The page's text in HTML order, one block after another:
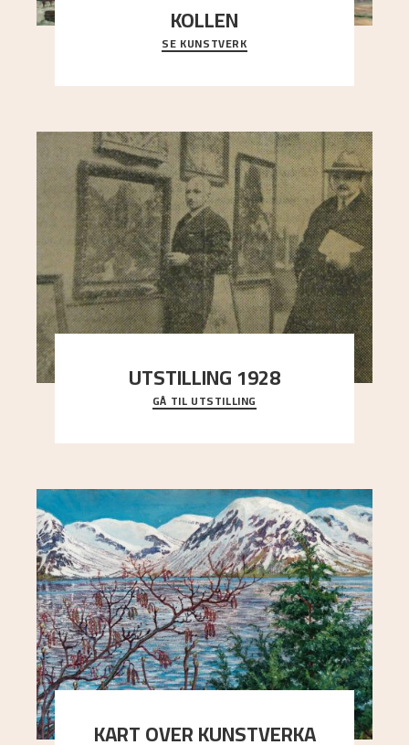
KOLLEN
Et ruvende fjell dominerer bildeflaten, og står i
sterk kontrast til det spinkle rognetreet ute
SE KUNSTVERK
UTSTILLING 1928
Då Astrup døydde i 1928, tok vennene Moritz
Kaland og Simon Thorbjørnsen initiativ til å
GÅ TIL UTSTILLING
KART OVER KUNSTVERKA